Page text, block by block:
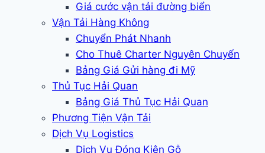
Giá cước vận tải đường biển
Vận Tải Hàng Không
Chuyển Phát Nhanh
Cho Thuê Charter Nguyên Chuyến
Bảng Giá Gửi hàng đi Mỹ
Thủ Tục Hải Quan
Bảng Giá Thủ Tục Hải Quan
Phương Tiện Vận Tải
Dịch Vụ Logistics
Dịch Vụ Đóng Kiện Gỗ